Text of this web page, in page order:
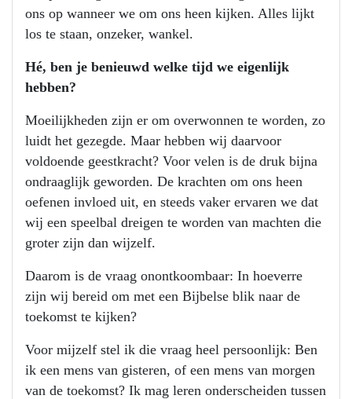
ons op wanneer we om ons heen kijken. Alles lijkt
los te staan, onzeker, wankel.
Hé, ben je benieuwd welke tijd we eigenlijk
hebben?
Moeilijkheden zijn er om overwonnen te worden, zo
luidt het gezegde. Maar hebben wij daarvoor
voldoende geestkracht? Voor velen is de druk bijna
ondraaglijk geworden. De krachten om ons heen
oefenen invloed uit, en steeds vaker ervaren we dat
wij een speelbal dreigen te worden van machten die
groter zijn dan wijzelf.
Daarom is de vraag onontkoombaar: In hoeverre
zijn wij bereid om met een Bijbelse blik naar de
toekomst te kijken?
Voor mijzelf stel ik die vraag heel persoonlijk: Ben
ik een mens van gisteren, of een mens van morgen
van de toekomst? Ik mag leren onderscheiden tussen